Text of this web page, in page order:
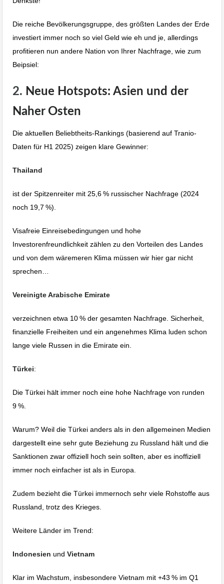
Die reiche Bevölkerungsgruppe, des größten Landes der Erde
investiert immer noch so viel Geld wie eh und je, allerdings
profitieren nun andere Nation von Ihrer Nachfrage, wie zum
Beipsiel:
2. Neue Hotspots: Asien und der
Naher Osten
Die aktuellen Beliebtheits-Rankings (basierend auf Tranio-
Daten für H1 2025) zeigen klare Gewinner:
Thailand
ist der Spitzenreiter mit 25,6 % russischer Nachfrage (2024
noch 19,7 %).
Visafreie Einreisebedingungen und hohe
Investorenfreundlichkeit zählen zu den Vorteilen des Landes
und von dem wäremeren Klima müssen wir hier gar nicht
sprechen…
Vereinigte Arabische Emirate
verzeichnen etwa 10 % der gesamten Nachfrage. Sicherheit,
finanzielle Freiheiten und ein angenehmes Klima luden schon
lange viele Russen in die Emirate ein.
Türkei:
Die Türkei hält immer noch eine hohe Nachfrage von runden
9 %.
Warum? Weil die Türkei anders als in den allgemeinen Medien
dargestellt eine sehr gute Beziehung zu Russland hält und die
Sanktionen zwar offiziell hoch sein sollten, aber es inoffiziell
immer noch einfacher ist als in Europa.
Zudem bezieht die Türkei immernoch sehr viele Rohstoffe aus
Russland, trotz des Krieges.
Weitere Länder im Trend:
Indonesien und Vietnam
Klar im Wachstum, insbesondere Vietnam mit +43 % im Q1